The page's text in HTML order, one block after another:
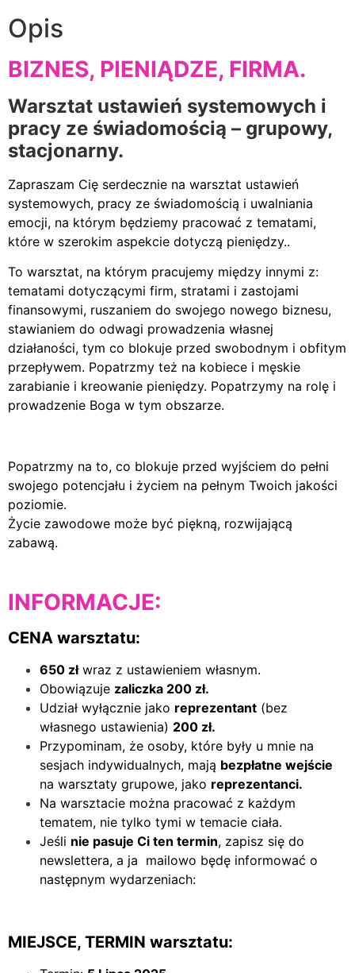
Opis
BIZNES, PIENIĄDZE, FIRMA.
Warsztat ustawień systemowych i
pracy ze świadomością – grupowy,
stacjonarny.
Zapraszam Cię serdecznie na warsztat ustawień
systemowych, pracy ze świadomością i uwalniania
emocji, na którym będziemy pracować z tematami,
które w szerokim aspekcie dotyczą pieniędzy..
To warsztat, na którym pracujemy między innymi z:
tematami dotyczącymi firm, stratami i zastojami
finansowymi, ruszaniem do swojego nowego biznesu,
stawianiem do odwagi prowadzenia własnej
działaności, tym co blokuje przed swobodnym i obfitym
przepływem. Popatrzmy też na kobiece i męskie
zarabianie i kreowanie pieniędzy. Popatrzymy na rolę i
prowadzenie Boga w tym obszarze.
Popatrzmy na to, co blokuje przed wyjściem do pełni
swojego potencjału i życiem na pełnym Twoich jakości
poziomie.
Życie zawodowe może być piękną, rozwijającą
zabawą.
INFORMACJE:
CENA warsztatu:
650 złwraz z ustawieniem własnym.
Obowiązuje zaliczka 200 zł.
Udział wyłącznie jako reprezentant (bez
własnego ustawienia) 200 zł.
Przypominam, że osoby, które były u mnie na
sesjach indywidualnych, mają bezpłatne wejście
na warsztaty grupowe, jako reprezentanci.
Na warsztacie można pracować z każdym
tematem, nie tylko tymi w temacie ciała.
Jeśli nie pasuje Ci ten termin, zapisz się do
newslettera, a ja mailowo będę informować o
następnym wydarzeniach:
MIEJSCE, TERMIN warsztatu: